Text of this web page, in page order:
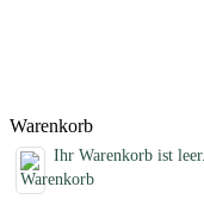
Warenkorb
Ihr Warenkorb ist leer.